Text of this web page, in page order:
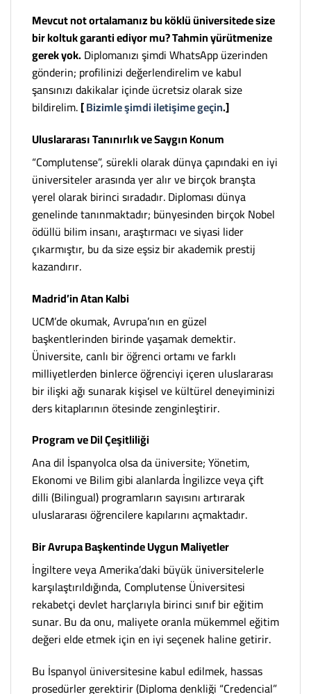
Mevcut not ortalamanız bu köklü üniversitede size
bir koltuk garanti ediyor mu? Tahmin yürütmenize
gerek yok. Diplomanızı şimdi WhatsApp üzerinden
gönderin; profilinizi değerlendirelim ve kabul
şansınızı dakikalar içinde ücretsiz olarak size
bildirelim.[Bizimle şimdi iletişime geçin.]
Uluslararası Tanınırlık ve Saygın Konum
“Complutense”, sürekli olarak dünya çapındaki en iyi
üniversiteler arasında yer alır ve birçok branşta
yerel olarak birinci sıradadır. Diploması dünya
genelinde tanınmaktadır; bünyesinden birçok Nobel
ödüllü bilim insanı, araştırmacı ve siyasi lider
çıkarmıştır, bu da size eşsiz bir akademik prestij
kazandırır.
Madrid’in Atan Kalbi
UCM’de okumak, Avrupa’nın en güzel
başkentlerinden birinde yaşamak demektir.
Üniversite, canlı bir öğrenci ortamı ve farklı
milliyetlerden binlerce öğrenciyi içeren uluslararası
bir ilişki ağı sunarak kişisel ve kültürel deneyiminizi
ders kitaplarının ötesinde zenginleştirir.
Program ve Dil Çeşitliliği
Ana dil İspanyolca olsa da üniversite; Yönetim,
Ekonomi ve Bilim gibi alanlarda İngilizce veya çift
dilli (Bilingual) programların sayısını artırarak
uluslararası öğrencilere kapılarını açmaktadır.
Bir Avrupa Başkentinde Uygun Maliyetler
İngiltere veya Amerika’daki büyük üniversitelerle
karşılaştırıldığında, Complutense Üniversitesi
rekabetçi devlet harçlarıyla birinci sınıf bir eğitim
sunar. Bu da onu, maliyete oranla mükemmel eğitim
değeri elde etmek için en iyi seçenek haline getirir.
Bu İspanyol üniversitesine kabul edilmek, hassas
prosedürler gerektirir (Diploma denkliği “Credencial”